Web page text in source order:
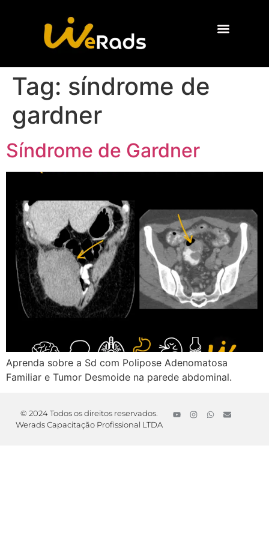
Tag: síndrome de
gardner
Síndrome de Gardner
Aprenda sobre a Sd com Polipose Adenomatosa
Familiar e Tumor Desmoide na parede abdominal.
© 2024 Todos os direitos reservados.
Werads Capacitação Profissional LTDA